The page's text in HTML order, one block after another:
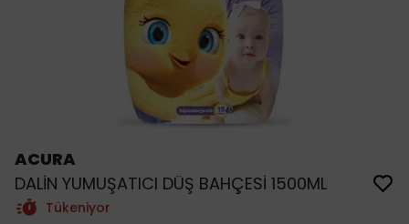
ACURA
DALİN YUMUŞATICI DÜŞ BAHÇESİ 1500ML
Tükeniyor